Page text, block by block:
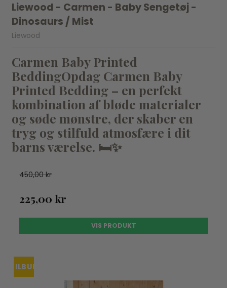
Liewood - Carmen - Baby Sengetøj -
Dinosaurs / Mist
Liewood
Carmen Baby Printed
BeddingOpdag Carmen Baby
Printed Bedding – en perfekt
kombination af bløde materialer
og søde mønstre, der skaber en
tryg og stilfuld atmosfære i dit
barns værelse. 🛏️✨
450,00 kr
225,00 kr
VIS PRODUKT
TILBUDUDSOLGT